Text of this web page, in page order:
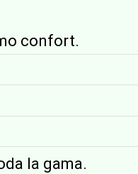
confort.
la gama.